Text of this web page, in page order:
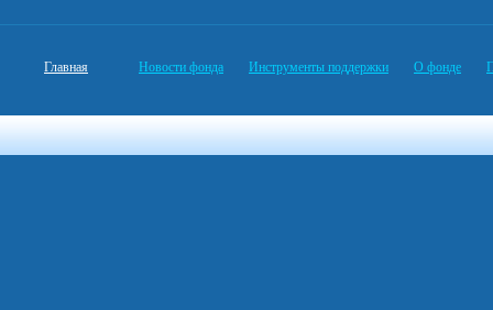
Главная Новости фонда Инструменты поддержки О фонде